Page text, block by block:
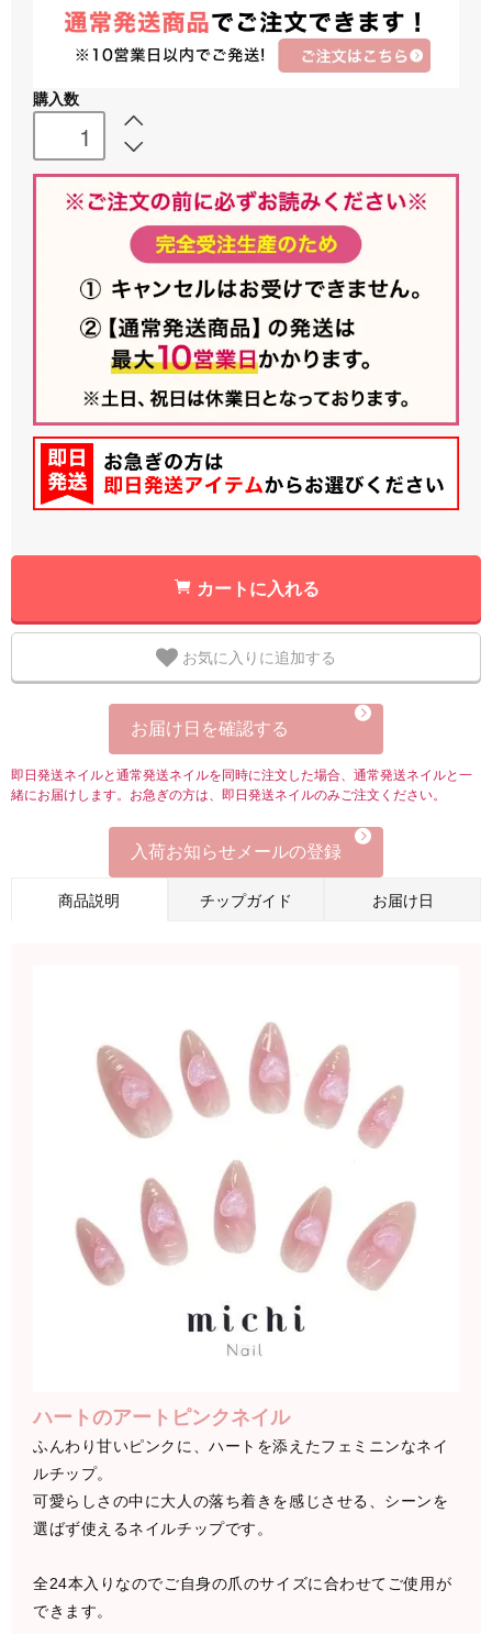
購入数
カートに入れる
お気に入りに追加する
お届け日を確認する
即日発送ネイルと通常発送ネイルを同時に注文した場合、通常発送ネイルと一
緒にお届けします。お急ぎの方は、即日発送ネイルのみご注文ください。
入荷お知らせメールの登録
商品説明 チップガイド お届け日
ハートのアートピンクネイル
ふんわり甘いピンクに、ハートを添えたフェミニンなネイ
ルチップ。
可愛らしさの中に大人の落ち着きを感じさせる、シーンを
選ばず使えるネイルチップです。
全24本入りなのでご自身の爪のサイズに合わせてご使用が
できます。